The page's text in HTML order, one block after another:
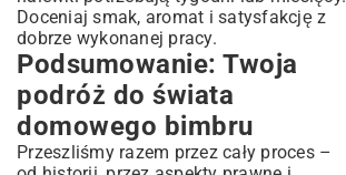
Doceniaj smak, aromat i satysfakcję z
dobrze wykonanej pracy.
Podsumowanie: Twoja
podróż do świata
domowego bimbru
Przeszliśmy razem przez cały proces –